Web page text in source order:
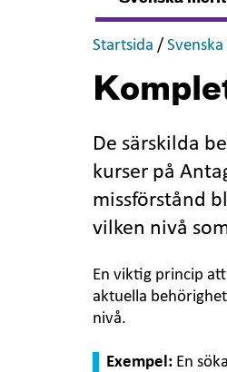
Startsida ,
/
De särskilda
kurser på
missförstånd
vilken nivå
En viktig princip
aktuella
nivå.
Exempel: En